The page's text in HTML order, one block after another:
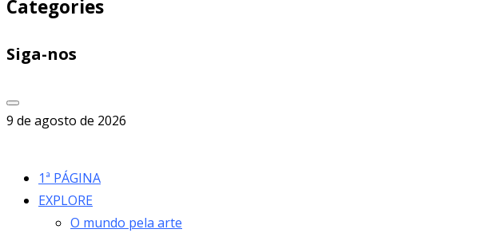
Categories
Siga-nos
9 de agosto de 2026
1ª PÁGINA
EXPLORE
O mundo pela arte